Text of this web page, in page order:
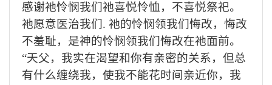
感谢祂怜悯我们祂喜悦怜恤，不喜悦祭祀。
祂愿意医治我们. 祂的怜悯领我们悔改，悔改
不羞耻，是神的怜悯领我们悔改在祂面前。
“天父，我实在渴望和你有亲密的关系，但总
有什么缠绕我，使我不能花时间亲近你，我